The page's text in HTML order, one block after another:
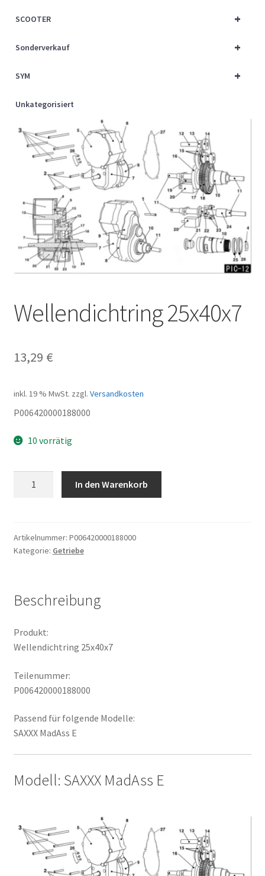
+
SCOOTER
+
Sonderverkauf
+
SYM
Unkategorisiert
Wellendichtring 25x40x7
13,29 €
inkl. 19 % MwSt. zzgl. Versandkosten
P006420000188000
10 vorrätig
In den Warenkorb
Artikelnummer: P006420000188000
Kategorie: Getriebe
Beschreibung
Produkt:
Wellendichtring 25x40x7
Teilenummer:
P006420000188000
Passend für folgende Modelle:
SAXXX MadAss E
Modell: SAXXX MadAss E